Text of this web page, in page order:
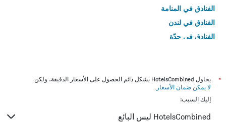
الفنادق في المنامة
الفنادق في لندن
الفنادق في جدّة
*
يحاول HotelsCombined بشكل دائم الحصول على الأسعار الدقيقة، ولكن
لا يمكن ضمان الأسعار .
إليك السبب:
HotelsCombined ليس البائع